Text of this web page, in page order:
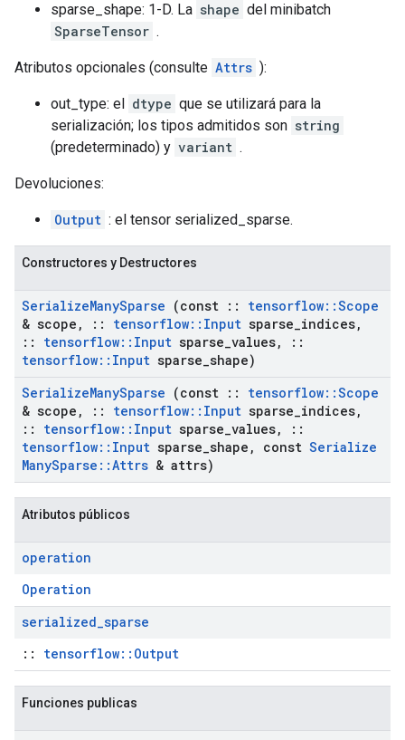
sparse_shape: 1-D. La shape del minibatch
SparseTensor .
Atributos opcionales (consulte Attrs ):
out_type: el dtype que se utilizará para la
serialización; los tipos admitidos son string
(predeterminado) y variant .
Devoluciones:
Output : el tensor serialized_sparse.
Constructores y Destructores
SerializeManySparse (const :: tensorflow::Scope
& scope , :: tensorflow:: Input sparse indices,
::
tensorflow:: Input sparse values,
::
tensorflow:: Input sparse shape)
SerializeManySparse (const :: tensorflow::Scope
& scope , :: tensorflow:: Input sparse indices,
::
tensorflow:: Input sparse values,
::
tensorflow:: Input sparse shape , const Serialize
ManySparse ::Attrs & attrs)
Atributos públicos
operation
Operation
serialized_sparse
:: tensorflow::Output
Funciones publicas